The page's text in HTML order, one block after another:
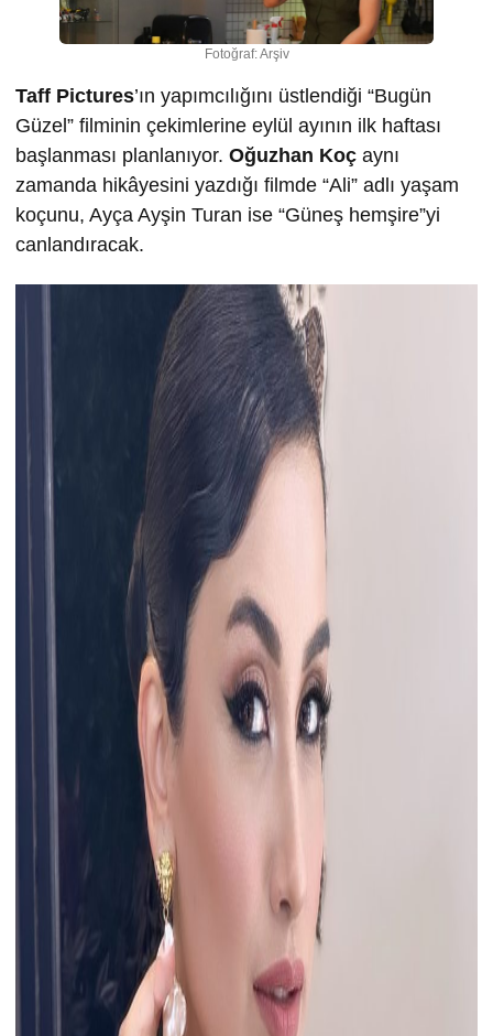
Fotoğraf: Arşiv
Taff Pictures’ın yapımcılığını üstlendiği “Bugün
Güzel” filminin çekimlerine eylül ayının ilk haftası
başlanması planlanıyor. Oğuzhan Koç aynı
zamanda hikâyesini yazdığı filmde “Ali” adlı yaşam
koçunu, Ayça Ayşin Turan ise “Güneş hemşire”yi
canlandıracak.